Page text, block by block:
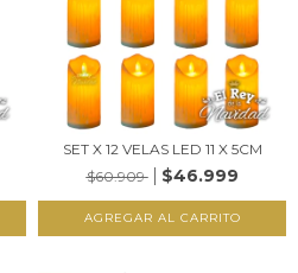
SET X 12 VELAS LED 11 X 5CM
$60.909
$46.999